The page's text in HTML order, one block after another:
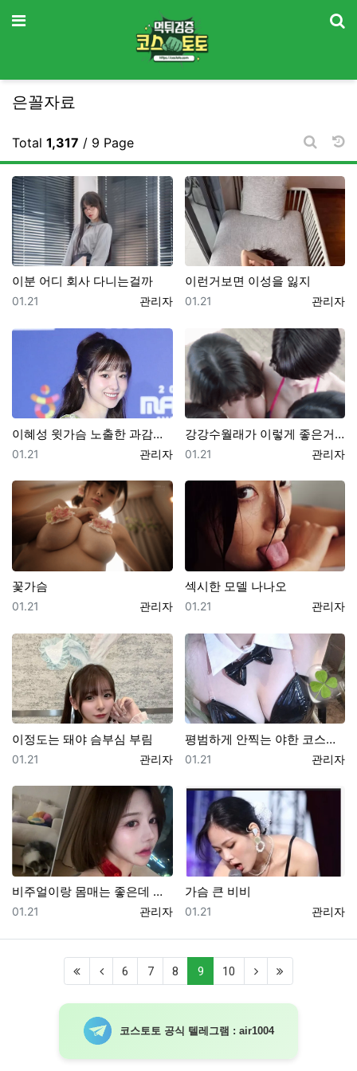
메뉴
은꼴자료
Total 1,317 / 9 Page
게시판
이분 어디 회사 다니는걸까
등록자
관리자
등록일
01.21
이런거보면 이성을 잃지
등록자
관리자
등록일
01.21
이혜성 윗가슴 노출한 과감한 원피스
등록자
관리자
등록일
01.21
강강수월래가 이렇게 좋은거야
등록자
관리자
등록일
01.21
꽃가슴
등록자
관리자
등록일
01.21
섹시한 모델 나나오
등록자
관리자
등록일
01.21
이정도는 돼야 슴부심 부림
등록자
관리자
등록일
01.21
평범하게 안찍는 야한 코스프레녀
등록자
관리자
등록일
01.21
비주얼이랑 몸매는 좋은데 딱 하나가 걸리네
등록자
관리자
등록일
01.21
가슴 큰 비비
등록자
관리자
등록일
01.21
6 7 8 9(current)
10
코스토토 공식 텔레그램 : air1004